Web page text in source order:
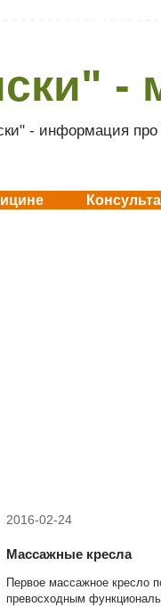
-
- информация
2016-02-24
Массажные кресла
Первое массажное кресло
превосходным